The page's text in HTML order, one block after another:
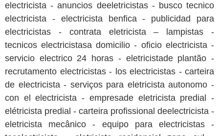
electricista - anuncios deeletricistas - busco tecnico
electricista - electricista benfica - publicidad para
electricistas - contrata eletricista – lampistas -
tecnicos electricistasa domicilio - oficio electricista -
servicio electrico 24 horas - eletricistade plantão -
recrutamento electricistas - los electricistas - carteira
de electricista - serviços para eletricista autonomo -
con el electricista - empresade eletricista predial -
elétricista predial - carteira profissional deelectricista -
eletricista mecânico - equipo para electricistas -